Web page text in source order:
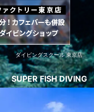
ダイビングスクール 東京店
SUPER FISH DIVING